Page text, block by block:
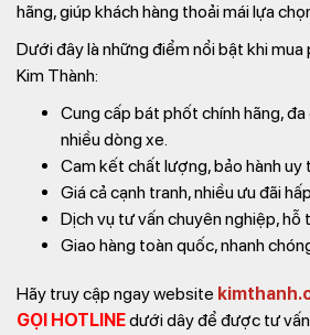
hãng, giúp khách hàng thoải mái lựa
Dưới đây là những điểm nổi bật khi
Kim Thành:
Cung cấp bát phốt chính hãng,
nhiều dòng xe.
Cam kết chất lượng, bảo hành uy
Giá cả cạnh tranh, nhiều ưu đãi
Dịch vụ tư vấn chuyên nghiệp, hỗ
Giao hàng toàn quốc, nhanh
Hãy truy cập ngay website
GỌI HOTLINEdưới dây để được tư